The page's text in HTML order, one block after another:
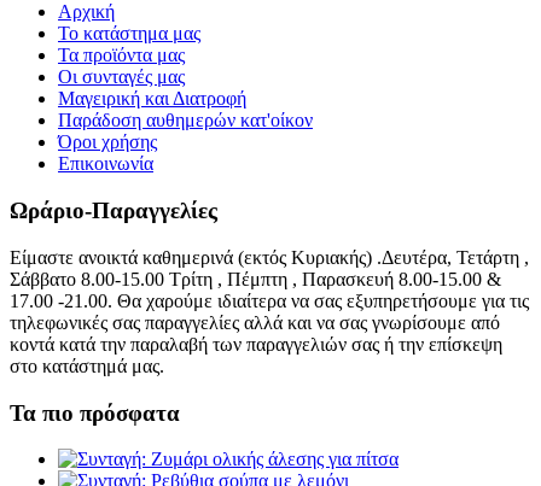
Αρχική
Το κατάστημα μας
Τα προϊόντα μας
Οι συνταγές μας
Μαγειρική και Διατροφή
Παράδοση αυθημερών κατ'οίκον
Όροι χρήσης
Επικοινωνία
Ωράριο-Παραγγελίες
Είμαστε ανοικτά καθημερινά (εκτός Κυριακής) .Δευτέρα, Τετάρτη ,
Σάββατο 8.00-15.00 Τρίτη , Πέμπτη , Παρασκευή 8.00-15.00 &
17.00 -21.00. Θα χαρούμε ιδιαίτερα να σας εξυπηρετήσουμε για τις
τηλεφωνικές σας παραγγελίες αλλά και να σας γνωρίσουμε από
κοντά κατά την παραλαβή των παραγγελιών σας ή την επίσκεψη
στο κατάστημά μας.
Τα πιο πρόσφατα